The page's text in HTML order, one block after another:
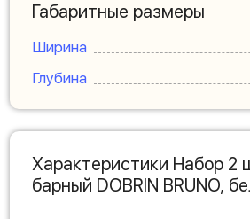
Габаритные размеры
Ширина
Глубина
Характеристики Набор 2
барный DOBRIN BRUNO,